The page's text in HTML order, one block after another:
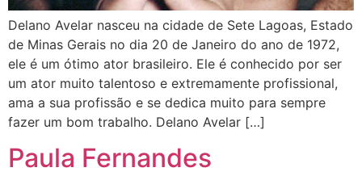
Delano Avelar nasceu na cidade de Sete Lagoas, Estado
de Minas Gerais no dia 20 de Janeiro do ano de 1972,
ele é um ótimo ator brasileiro. Ele é conhecido por ser
um ator muito talentoso e extremamente profissional,
ama a sua profissão e se dedica muito para sempre
fazer um bom trabalho. Delano Avelar […]
Paula Fernandes